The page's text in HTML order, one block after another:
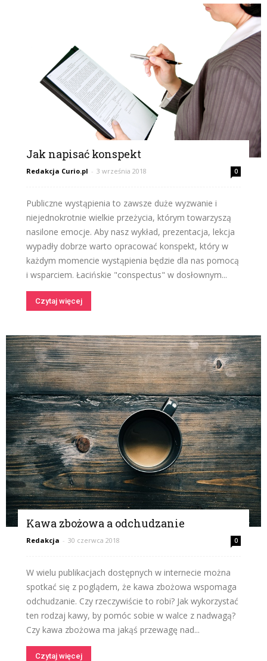
Jak napisać konspekt
Redakcja Curio.pl - 3 września 2018 0
Publiczne wystąpienia to zawsze duże wyzwanie i
niejednokrotnie wielkie przeżycia, którym towarzyszą
nasilone emocje. Aby nasz wykład, prezentacja, lekcja
wypadły dobrze warto opracować konspekt, który w
każdym momencie wystąpienia będzie dla nas pomocą
i wsparciem. Łacińskie "conspectus" w dosłownym...
Czytaj więcej
Kawa zbożowa a odchudzanie
Redakcja - 30 czerwca 2018 0
W wielu publikacjach dostępnych w internecie można
spotkać się z poglądem, że kawa zbożowa wspomaga
odchudzanie. Czy rzeczywiście to robi? Jak wykorzystać
ten rodzaj kawy, by pomóc sobie w walce z nadwagą?
Czy kawa zbożowa ma jakąś przewagę nad...
Czytaj więcej